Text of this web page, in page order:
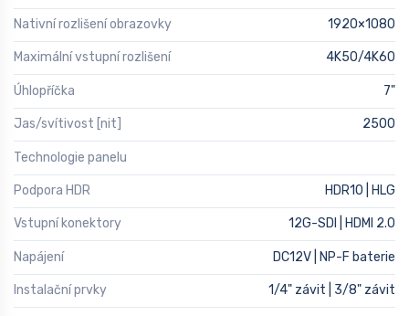
Nativní rozlišení obrazovky 1920×1080
Maximální vstupní rozlišení 4K50/4K60
Úhlopříčka 7"
Jas/svítivost [nit] 2500
Technologie panelu
Podpora HDR HDR10 | HLG
Vstupní konektory 12G-SDI | HDMI 2.0
Napájení DC12V | NP-F baterie
Instalační prvky 1/4" závit | 3/8" závit